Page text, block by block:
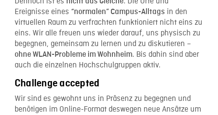
Ereignisse eines “normalen” Campus-Alltags in den
virtuellen Raum zu verfrachten funktioniert nicht eins zu
eins. Wir alle freuen uns wieder darauf, uns physisch zu
begegnen, gemeinsam zu lernen und zu diskutieren –
ohne WLAN-Probleme im Wohnheim. Bis dahin sind aber
auch die einzelnen Hochschulgruppen aktiv.
Challenge accepted
Wir sind es gewohnt uns in Präsenz zu begegnen und
benötigen im Online-Format deswegen neue Ansätze um